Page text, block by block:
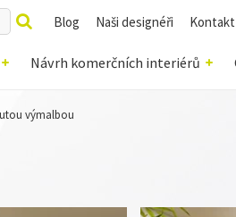
Návrh komerčních interiérů
Blog Naši designéři Kontakt
výmalbou